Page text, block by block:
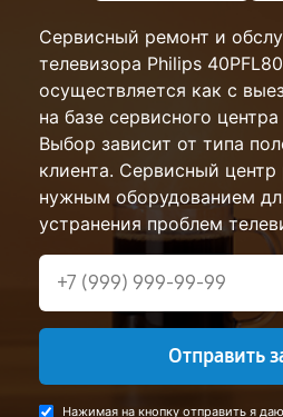
Сервисный ремонт и
телевизора Philips
осуществляется как с
на базе сервисного
Выбор зависит от типа
клиента. Сервисный центр
нужным оборудованием
устранения проблем
Отправить
Нажимая на кнопку отправить я